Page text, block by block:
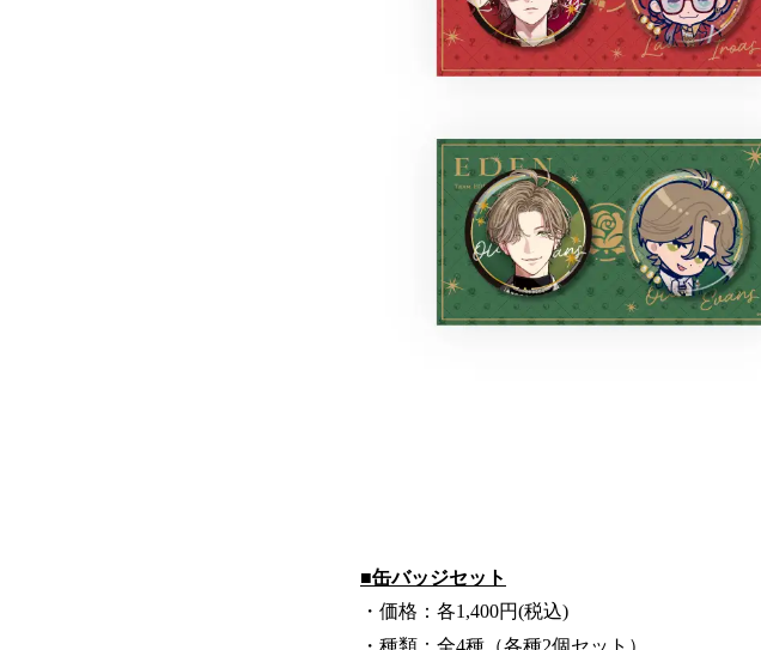
■缶バッジセット
・価格：各1,400円(税込)
・種類：全4種（各種2個セット）